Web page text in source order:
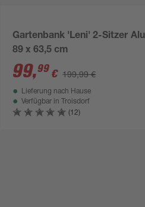
Gartenbank 'Leni' 2-Sitzer
89 x 63,5 cm
99,99 € 199,99 €
Lieferung nach Hause
Verfügbar in
Troisdorf
(12)